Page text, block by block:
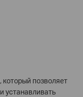
который позволяет
устанавливать